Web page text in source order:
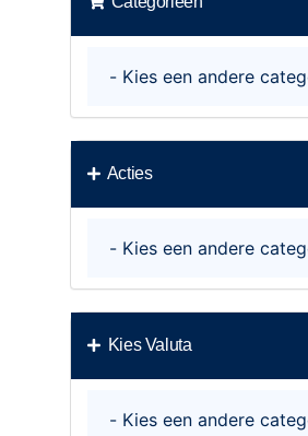
Acties
Kies Valuta